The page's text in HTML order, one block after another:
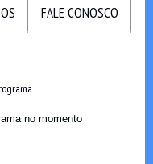
FALE CONOSCO
no momento